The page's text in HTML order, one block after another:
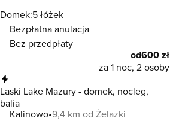
Domek:5 łóżek
Bezpłatna anulacja
Bez przedpłaty
od600 zł
za 1 noc, 2 osoby
Laski Lake Mazury - domek, nocleg,
balia
Kalinowo 9,4 km od Żelazki